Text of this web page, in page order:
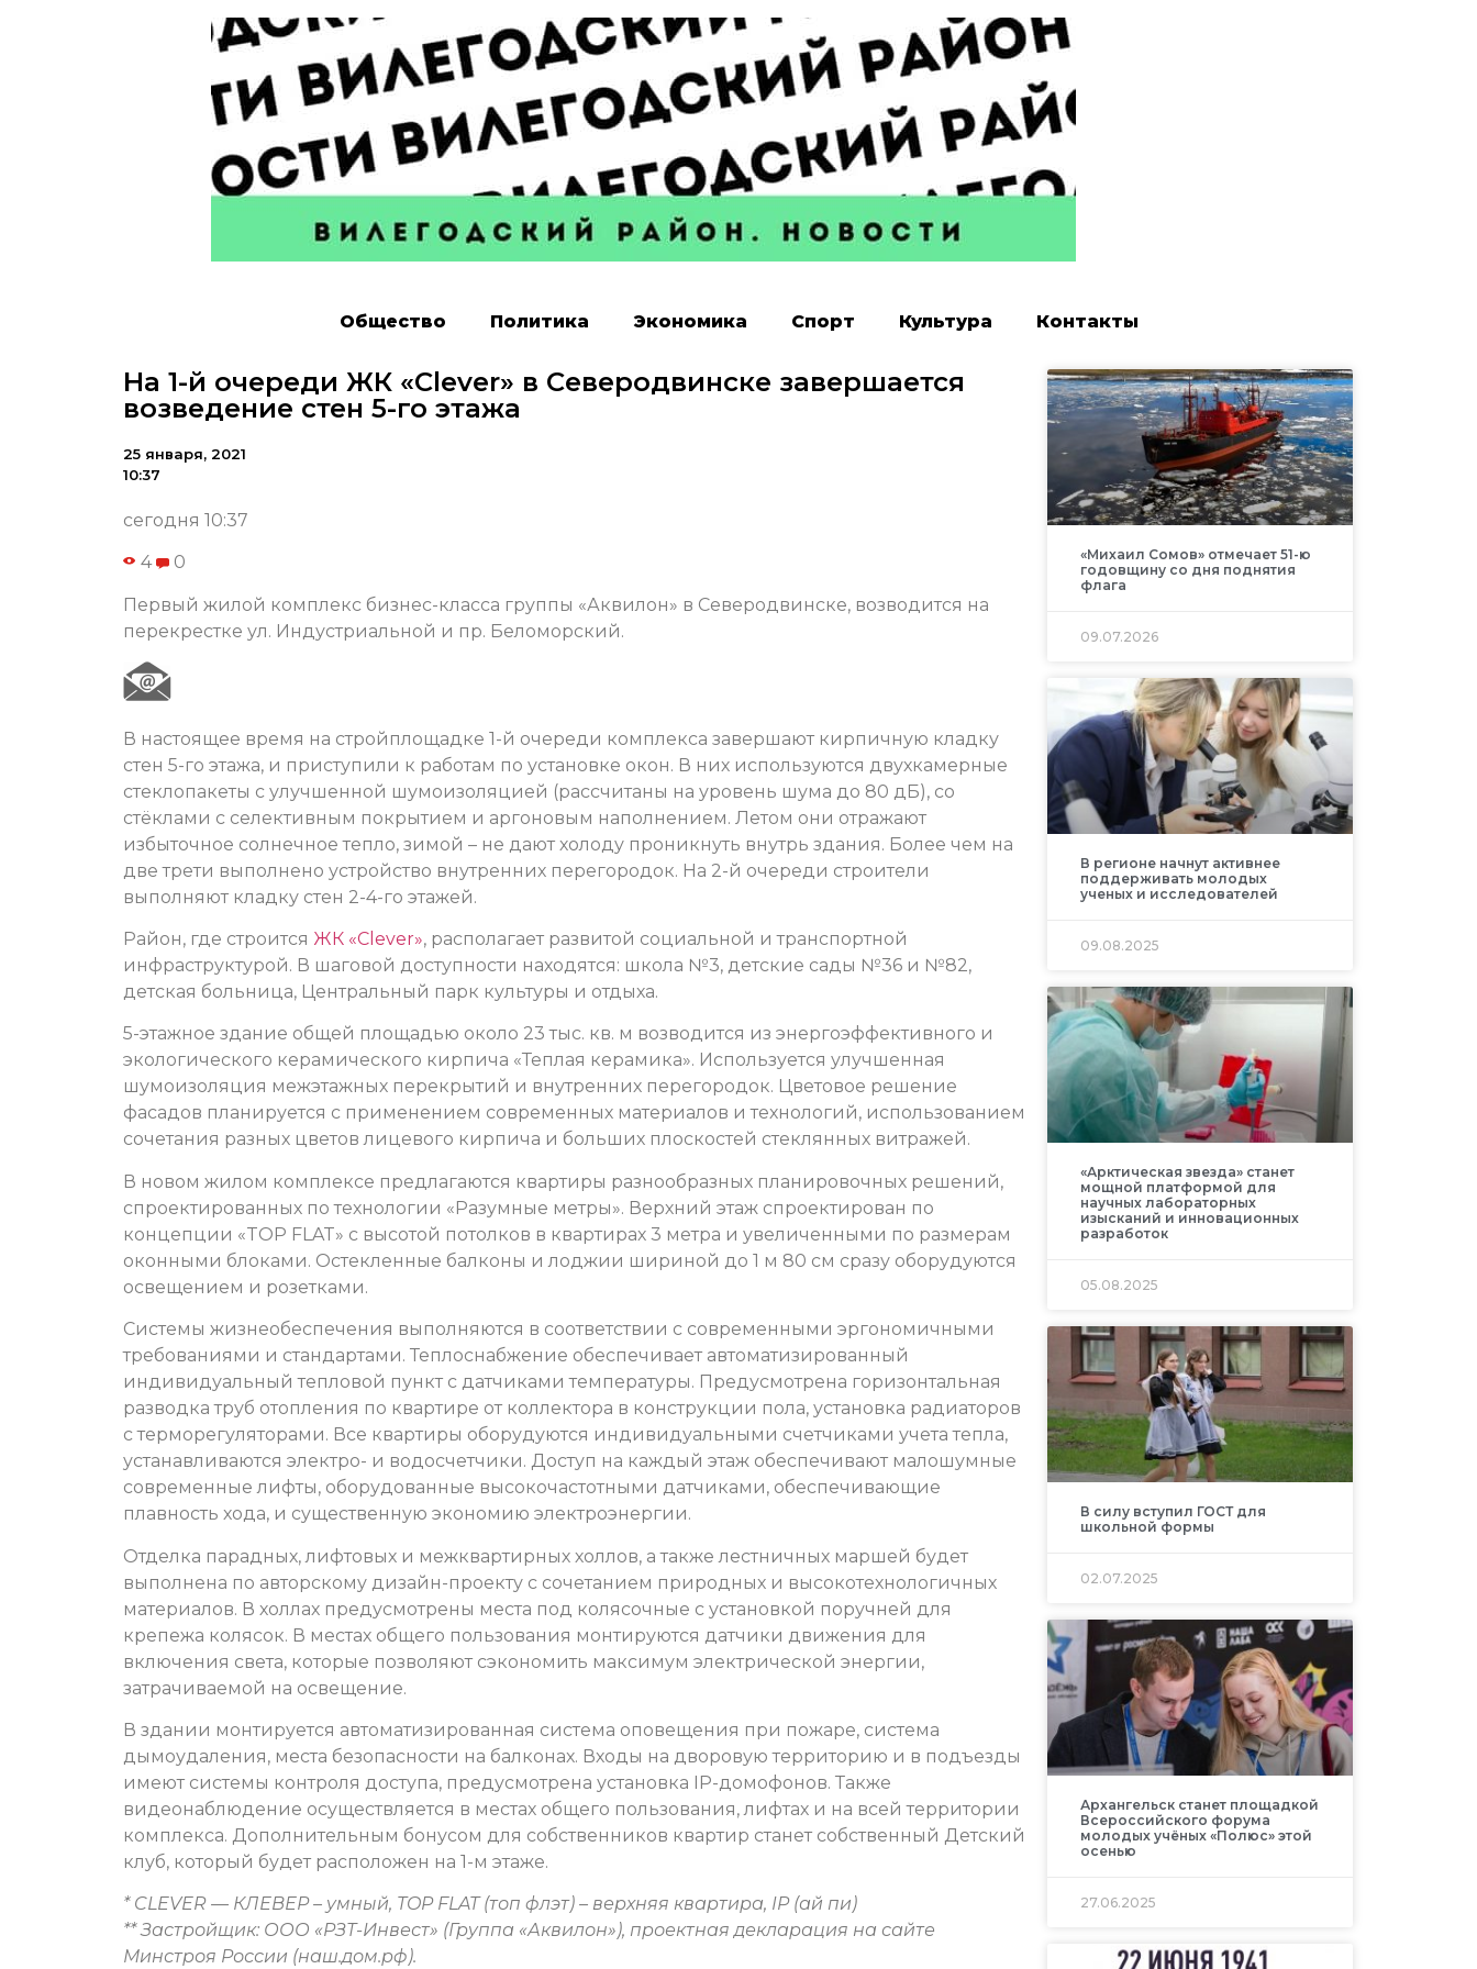
Общество Политика Экономика Спорт Культура Контакты
На 1-й очереди ЖК «Clever» в Северодвинске завершается
возведение стен 5-го этажа
25 января, 2021
10:37
сегодня 10:37
4 0
Первый жилой комплекс бизнес-класса группы «Аквилон» в Северодвинске, возводится на
перекрестке ул. Индустриальной и пр. Беломорский.
В настоящее время на стройплощадке 1-й очереди комплекса завершают кирпичную кладку
стен 5-го этажа, и приступили к работам по установке окон. В них используются двухкамерные
стеклопакеты с улучшенной шумоизоляцией (рассчитаны на уровень шума до 80 дБ), со
стёклами с селективным покрытием и аргоновым наполнением. Летом они отражают
избыточное солнечное тепло, зимой – не дают холоду проникнуть внутрь здания. Более чем на
две трети выполнено устройство внутренних перегородок. На 2-й очереди строители
выполняют кладку стен 2-4-го этажей.
Район, где строится ЖК «Clever», располагает развитой социальной и транспортной
инфраструктурой. В шаговой доступности находятся: школа №3, детские сады №36 и №82,
детская больница, Центральный парк культуры и отдыха.
5-этажное здание общей площадью около 23 тыс. кв. м возводится из энергоэффективного и
экологического керамического кирпича «Теплая керамика». Используется улучшенная
шумоизоляция межэтажных перекрытий и внутренних перегородок. Цветовое решение
фасадов планируется с применением современных материалов и технологий, использованием
сочетания разных цветов лицевого кирпича и больших плоскостей стеклянных витражей.
В новом жилом комплексе предлагаются квартиры разнообразных планировочных решений,
спроектированных по технологии «Разумные метры». Верхний этаж спроектирован по
концепции «TOP FLAT» с высотой потолков в квартирах 3 метра и увеличенными по размерам
оконными блоками. Остекленные балконы и лоджии шириной до 1 м 80 см сразу оборудуются
освещением и розетками.
Системы жизнеобеспечения выполняются в соответствии с современными эргономичными
требованиями и стандартами. Теплоснабжение обеспечивает автоматизированный
индивидуальный тепловой пункт с датчиками температуры. Предусмотрена горизонтальная
разводка труб отопления по квартире от коллектора в конструкции пола, установка радиаторов
с терморегуляторами. Все квартиры оборудуются индивидуальными счетчиками учета тепла,
устанавливаются электро- и водосчетчики. Доступ на каждый этаж обеспечивают малошумные
современные лифты, оборудованные высокочастотными датчиками, обеспечивающие
плавность хода, и существенную экономию электроэнергии.
Отделка парадных, лифтовых и межквартирных холлов, а также лестничных маршей будет
выполнена по авторскому дизайн-проекту с сочетанием природных и высокотехнологичных
материалов. В холлах предусмотрены места под колясочные с установкой поручней для
крепежа колясок. В местах общего пользования монтируются датчики движения для
включения света, которые позволяют сэкономить максимум электрической энергии,
затрачиваемой на освещение.
В здании монтируется автоматизированная система оповещения при пожаре, система
дымоудаления, места безопасности на балконах. Входы на дворовую территорию и в подъезды
имеют системы контроля доступа, предусмотрена установка IP-домофонов. Также
видеонаблюдение осуществляется в местах общего пользования, лифтах и на всей территории
комплекса. Дополнительным бонусом для собственников квартир станет собственный Детский
клуб, который будет расположен на 1-м этаже.
* CLEVER — КЛЕВЕР – умный, TOP FLAT (топ флэт) – верхняя квартира, IP (ай пи)
** Застройщик: ООО «РЗТ-Инвест» (Группа «Аквилон»), проектная декларация на сайте
Минстроя России (наш.дом.рф).
«Михаил Сомов» отмечает 51-ю
годовщину со дня поднятия
флага
09.07.2026
В регионе начнут активнее
поддерживать молодых
ученых и исследователей
09.08.2025
«Арктическая звезда» станет
мощной платформой для
научных лабораторных
изысканий и инновационных
разработок
05.08.2025
В силу вступил ГОСТ для
школьной формы
02.07.2025
Архангельск станет площадкой
Всероссийского форума
молодых учёных «Полюс» этой
осенью
27.06.2025